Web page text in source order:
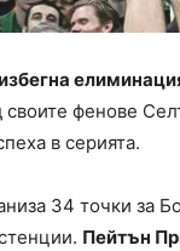
своите фенове
в серията.
34 точки за
Пейтън